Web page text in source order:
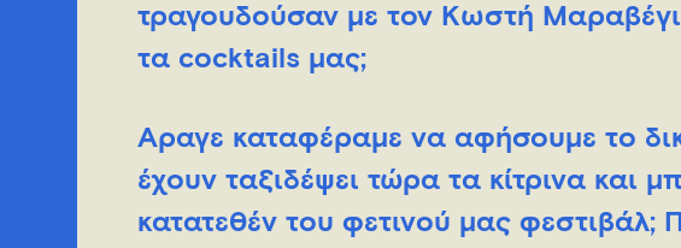
τραγουδούσαν με τον Κωστή
τα cocktails μας;
Άραγε καταφέραμε να αφήσουμε το
έχουν ταξιδέψει τώρα τα κίτρινα και
κατατεθέν του φετινού μας φεστιβάλ;